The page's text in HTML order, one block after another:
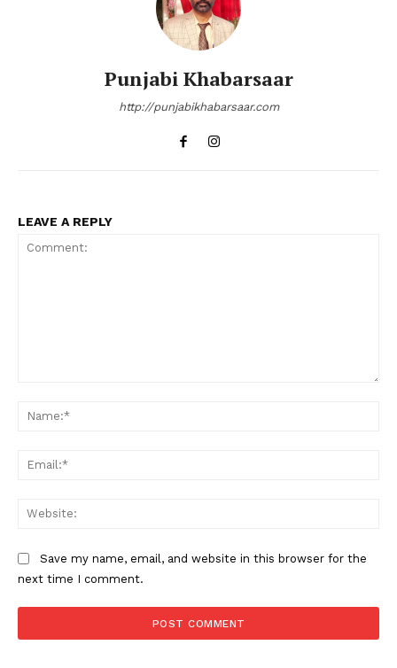
Punjabi Khabarsaar
http://punjabikhabarsaar.com
LEAVE A REPLY
Save my name, email, and website in this browser for the
next time I comment.